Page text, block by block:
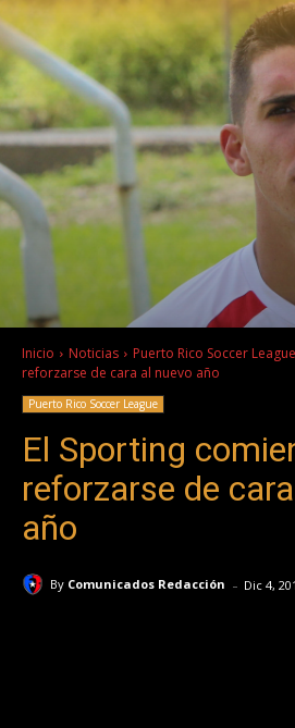
Inicio Noticias Puerto Rico Soccer League
reforzarse de cara al nuevo año
Puerto Rico Soccer League
El Sporting
reforzarse de
año
By Comunicados Redacción - Dic 4,